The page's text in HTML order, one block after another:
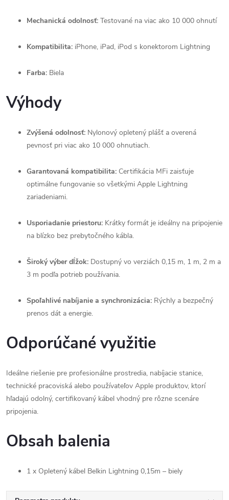
Mechanická odolnosť: Testované na viac ako 10 000 ohnutí
Kompatibilita: iPhone, iPad, iPod s konektorom Lightning
Farba: Biela
Výhody
Zvýšená odolnosť: Nylonový opletený plášť a overená
pevnosť pri viac ako 10 000 ohnutiach.
Garantovaná kompatibilita: Certifikácia MFi zaisťuje
optimálne fungovanie so všetkými Apple Lightning
zariadeniami.
Usporiadanie priestoru: Krátky formát je ideálny na pripojenie
na blízko bez prebytočného kábla.
Široký výber dĺžok: Dostupný vo verziách 0,15 m, 1 m, 2 m a
3 m podľa potrieb používania.
Spoľahlivé nabíjanie a synchronizácia: Rýchly a bezpečný
prenos dát a energie.
Odporúčané využitie
Ideálne riešenie pre profesionálne prostredia, nabíjacie stanice,
technické pracoviská alebo používateľov Apple produktov, ktorí
hľadajú odolný, certifikovaný kábel vhodný pre rôzne scenáre
pripojenia.
Obsah balenia
1 x Opletený kábel Belkin Lightning 0,15m – biely